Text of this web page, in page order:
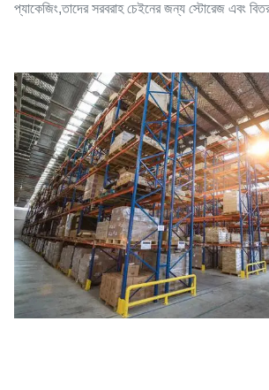
প্যাকেজিং,তাদের সরবরাহ চেইনের জন্য স্টোরেজ এবং